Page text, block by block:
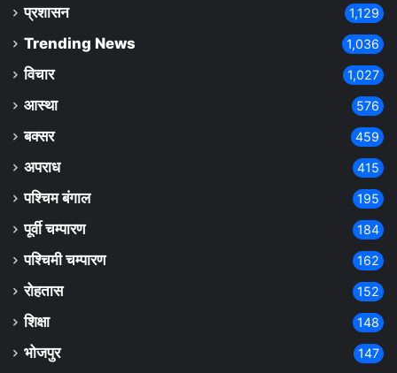
प्रशासन 1,129
Trending News 1,036
विचार 1,027
आस्था 576
बक्सर 459
अपराध 415
पश्चिम बंगाल 195
पूर्वी चम्पारण 184
पश्चिमी चम्पारण 162
रोहतास 152
शिक्षा 148
भोजपुर 147